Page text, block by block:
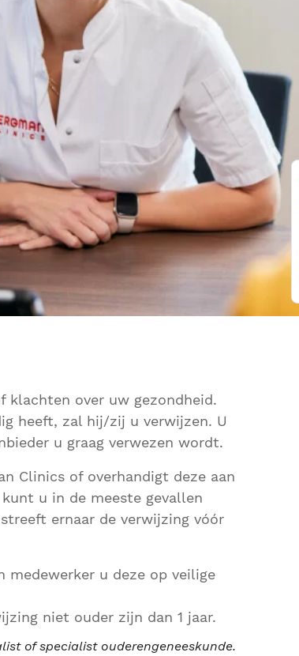
klachten over uw gezondheid.
heeft, zal hij/zij u verwijzen. U
u graag verwezen wordt.
Clinics of overhandigt deze aan
u in de meeste gevallen
ernaar de verwijzing vóór
medewerker u deze op veilige
niet ouder zijn dan 1 jaar.
of specialist ouderengeneeskunde.